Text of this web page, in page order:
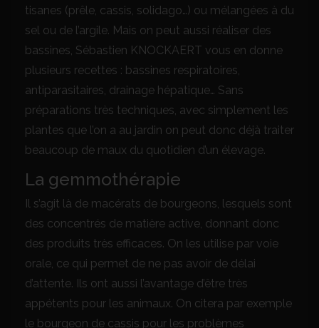
tisanes (prêle, cassis, solidago…) ou mélangées à du
sel ou de l’argile. Mais on peut aussi réaliser des
bassines, Sébastien KNOCKAERT vous en donne
plusieurs recettes : bassines respiratoires,
antiparasitaires, drainage hépatique… Sans
préparations très techniques, avec simplement les
plantes que l’on a au jardin on peut donc déjà traiter
beaucoup de maux du quotidien d’un élevage.
La gemmothérapie
Il s’agit là de macérats de bourgeons, lesquels sont
des concentrés de matière active, donnant donc
des produits très efficaces. On les utilise par voie
orale, ce qui permet de ne pas avoir de délai
d’attente. Ils ont aussi l’avantage d’être très
appétents pour les animaux. On citera par exemple
le bourgeon de cassis pour les problèmes